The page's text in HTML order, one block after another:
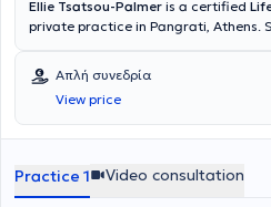
Ellie Tsatsou-Palmer is a certified
private practice in Pangrati, Athens.
and a Master’s degree (MA) in
University of the Arts London. She
Postgraduate Certificate in
Communication, specializing in
Banyan Mindfulness Mentor Training
the founder of two pioneering
Απλή συνεδρία
View price
Practice 1 Video consultation